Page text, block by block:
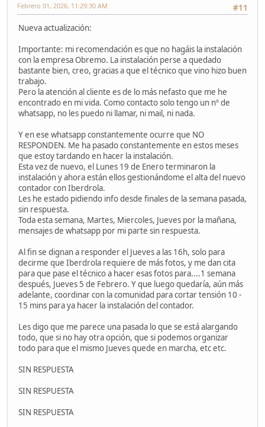
#11
Febrero 01, 2026, 11:29:30 AM
Nueva actualización:
Importante: mi recomendación es que no hagáis la instalación
con la empresa Obremo. La instalación perse a quedado
bastante bien, creo, gracias a que el técnico que vino hizo buen
trabajo.
Pero la atención al cliente es de lo más nefasto que me he
encontrado en mi vida. Como contacto solo tengo un nº de
whatsapp, no les puedo ni llamar, ni mail, ni nada.
Y en ese whatsapp constantemente ocurre que NO
RESPONDEN. Me ha pasado constantemente en estos meses
que estoy tardando en hacer la instalación.
Esta vez de nuevo, el Lunes 19 de Enero terminaron la
instalación y ahora están ellos gestionándome el alta del nuevo
contador con Iberdrola.
Les he estado pidiendo info desde finales de la semana pasada,
sin respuesta.
Toda esta semana, Martes, Miercoles, Jueves por la mañana,
mensajes de whatsapp por mi parte sin respuesta.
Al fin se dignan a responder el Jueves a las 16h, solo para
decirme que Iberdrola requiere de más fotos, y me dan cita
para que pase el técnico a hacer esas fotos para....1 semana
después, Jueves 5 de Febrero. Y que luego quedaría, aún más
adelante, coordinar con la comunidad para cortar tensión 10 -
15 mins para ya hacer la instalación del contador.
Les digo que me parece una pasada lo que se está alargando
todo, que si no hay otra opción, que si podemos organizar
todo para que el mismo Jueves quede en marcha, etc etc.
SIN RESPUESTA
SIN RESPUESTA
SIN RESPUESTA